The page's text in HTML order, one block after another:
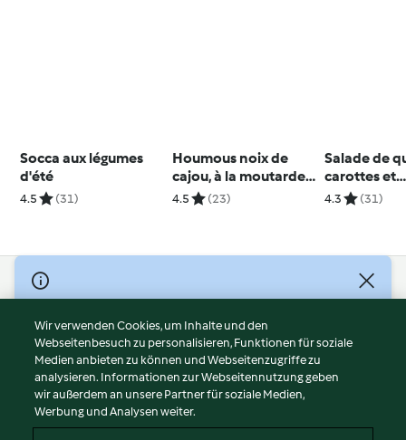
Socca aux légumes
d'été
4.5 (31)
Houmous noix de
cajou, à la moutarde
et au miel
4.5 (23)
Salade de
carottes et
clémentines
4.3 (31)
© Copyright 2026
Nutzungsbedingungen
Datenschutzrichtlinien
Disclaimer
Impressum
Cookies
Wir verwenden Cookies, um Inhalte und den
Webseitenbesuch zu personalisieren, Funktionen für soziale
Medien anbieten zu können und Webseitenzugriffe zu
analysieren. Informationen zur Webseitennutzung geben
wir außerdem an unsere Partner für soziale Medien,
Werbung und Analysen weiter.